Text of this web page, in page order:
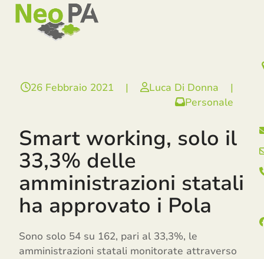
SkipOpen
mobile
menu
Close
mobile
menu
26 Febbraio 2021 | Luca Di Donna
|
Personale
Smart working, solo il
33,3% delle
amministrazioni statali
ha approvato i Pola
Sono solo 54 su 162, pari al 33,3%, le
amministrazioni statali monitorate attraverso